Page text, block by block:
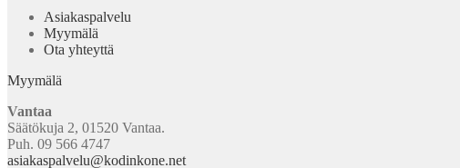
Asiakaspalvelu
Myymälä
Ota yhteyttä
Myymälä
Vantaa
Säätökuja 2, 01520 Vantaa.
Puh. 09 566 4747
asiakaspalvelu@kodinkone.net